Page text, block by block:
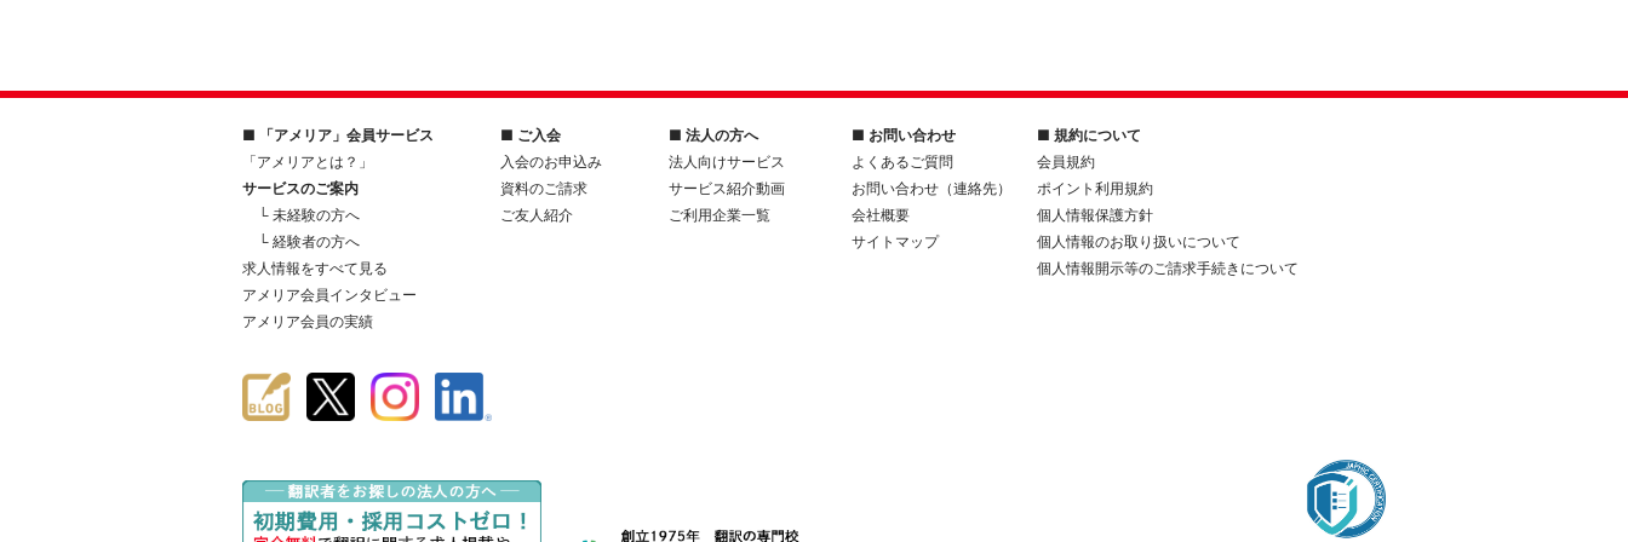
■ 「アメリア」会員サービス
「アメリアとは？」
サービスのご案内
└ 未経験の方へ
└ 経験者の方へ
求人情報をすべて見る
アメリア会員インタビュー
アメリア会員の実績
■ ご入会
入会のお申込み
資料のご請求
ご友人紹介
■ 法人の方へ
法人向けサービス
サービス紹介動画
ご利用企業一覧
■ お問い合わせ
よくあるご質問
お問い合わせ（連絡先）
会社概要
サイトマップ
■ 規約について
会員規約
ポイント利用規約
個人情報保護方針
個人情報のお取り扱いについて
個人情報開示等のご請求手続きについて